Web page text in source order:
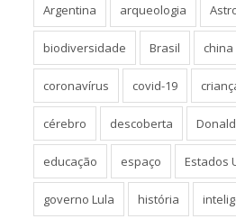
Argentina arqueologia
biodiversidade Brasil china
coronavírus covid-19
cérebro descoberta
educação espaço Estados
governo Lula história